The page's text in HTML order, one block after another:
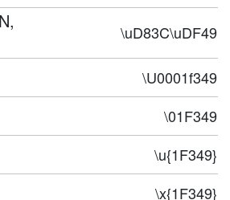
\uD83C\uDF49
\U0001f349
\01F349
\u{1F349}
\x{1F349}